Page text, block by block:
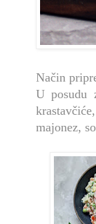
Način
U posudu
majonez,